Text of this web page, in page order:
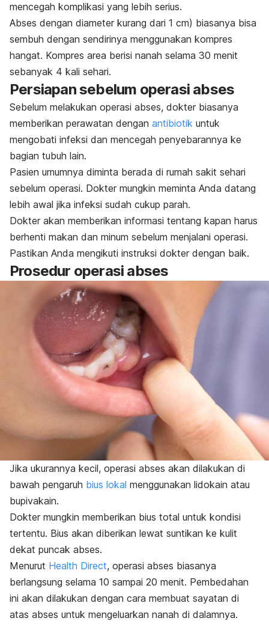
mencegah komplikasi yang lebih serius.
Abses dengan diameter kurang dari 1 cm) biasanya bisa
sembuh dengan sendirinya menggunakan kompres
hangat. Kompres area berisi nanah selama 30 menit
sebanyak 4 kali sehari.
Persiapan sebelum operasi abses
Sebelum melakukan operasi abses, dokter biasanya
memberikan perawatan dengan antibiotik untuk
mengobati infeksi dan mencegah penyebarannya ke
bagian tubuh lain.
Pasien umumnya diminta berada di rumah sakit sehari
sebelum operasi. Dokter mungkin meminta Anda datang
lebih awal jika infeksi sudah cukup parah.
Dokter akan memberikan informasi tentang kapan harus
berhenti makan dan minum sebelum menjalani operasi.
Pastikan Anda mengikuti instruksi dokter dengan baik.
Prosedur operasi abses
Jika ukurannya kecil, operasi abses akan dilakukan di
bawah pengaruh bius lokal menggunakan lidokain atau
bupivakain.
Dokter mungkin memberikan bius total untuk kondisi
tertentu. Bius akan diberikan lewat suntikan ke kulit
dekat puncak abses.
Menurut Health Direct, operasi abses biasanya
berlangsung selama 10 sampai 20 menit. Pembedahan
ini akan dilakukan dengan cara membuat sayatan di
atas abses untuk mengeluarkan nanah di dalamnya.